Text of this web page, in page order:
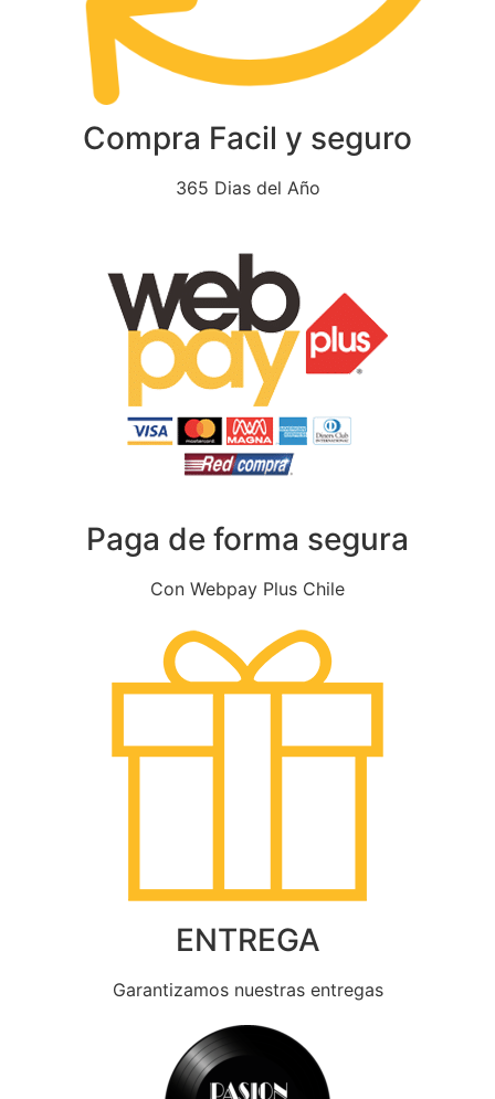
Compra Facil y seguro
365 Dias del Año
Paga de forma segura
Con Webpay Plus Chile
ENTREGA
Garantizamos nuestras entregas